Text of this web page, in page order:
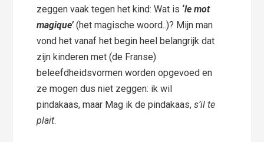
zeggen vaak tegen het kind: Wat is ‘le mot
magique’ (het magische woord..)? Mijn man
vond het vanaf het begin heel belangrijk dat
zijn kinderen met (de Franse)
beleefdheidsvormen worden opgevoed en
ze mogen dus niet zeggen: ik wil
pindakaas, maar Mag ik de pindakaas,s’il te
plait.